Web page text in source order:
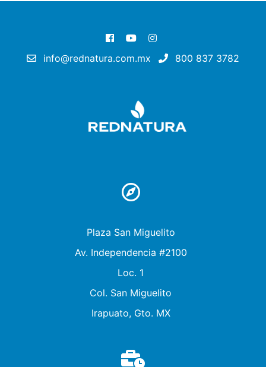
info@rednatura.com.mx 800 837 3782
Plaza San Miguelito
Av. Independencia #2100
Loc. 1
Col. San Miguelito
Irapuato, Gto. MX